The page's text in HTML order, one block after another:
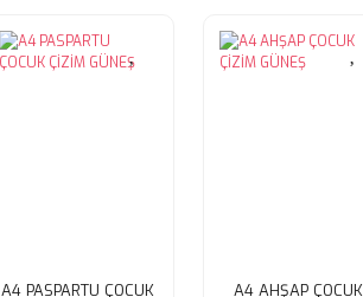
A4 PASPARTU ÇOCUK
A4 AHŞAP ÇOCUK